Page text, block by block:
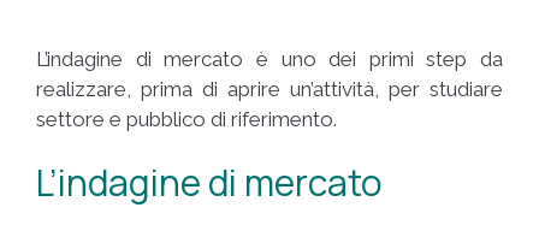
L’indagine di mercato è uno dei primi step da
realizzare, prima di aprire un’attività, per studiare
settore e pubblico di riferimento.
L’indagine di mercato